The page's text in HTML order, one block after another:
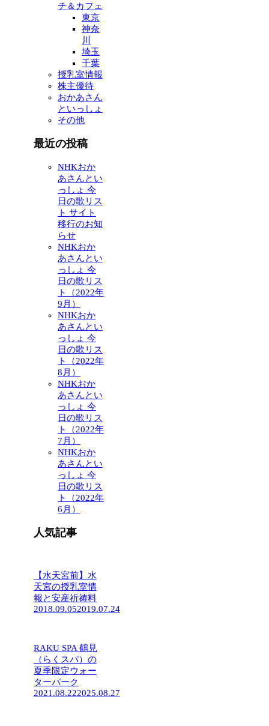
チ＆カフェ
東京
神奈
川
埼玉
千葉
授乳室情報
株主優待
おかあさん
といっしょ
その他
最近の投稿
NHKおか
あさんとい
っしょ 今
日の歌リス
ト サイト
移行のお知
らせ
NHKおか
あさんとい
っしょ 今
日の歌リス
ト（2022年
9月）
NHKおか
あさんとい
っしょ 今
日の歌リス
ト（2022年
8月）
NHKおか
あさんとい
っしょ 今
日の歌リス
ト（2022年
7月）
NHKおか
あさんとい
っしょ 今
日の歌リス
ト（2022年
6月）
人気記事
【水天宮前】水
天宮の授乳室情
報と安産祈祷料
2018.09.052019.07.24
RAKU SPA 鶴見
（らくスパ）の
夏季限定ウォー
ターパーク
2021.08.222025.08.27